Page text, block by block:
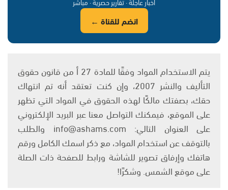
انضم للقناة ←
يتم الاستخدام المواد وفقًا للمادة 27 أ من قانون حقوق
التأليف والنشر 2007، وإن كنت تعتقد أنه تم انتهاك
حقك، بصفتك مالكًا لهذه الحقوق في المواد التي تظهر
على الموقع، فيمكنك التواصل معنا عبر البريد الإلكتروني
على العنوان التالي: info@ashams.com والطلب
بالتوقف عن استخدام المواد، مع ذكر اسمك الكامل ورقم
هاتفك وإرفاق تصوير للشاشة ورابط للصفحة ذات الصلة
على موقع الشمس. وشكرًا!